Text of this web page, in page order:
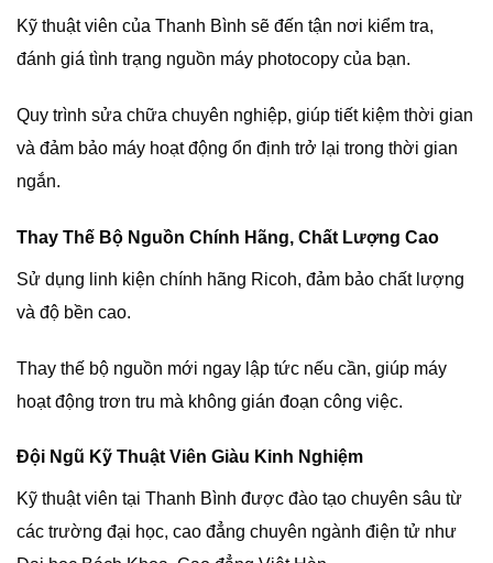
Kỹ thuật viên của Thanh Bình sẽ đến tận nơi kiểm tra,
đánh giá tình trạng nguồn máy photocopy của bạn.
Quy trình sửa chữa chuyên nghiệp, giúp tiết kiệm thời gian
và đảm bảo máy hoạt động ổn định trở lại trong thời gian
ngắn.
Thay Thế Bộ Nguồn Chính Hãng, Chất Lượng Cao
Sử dụng linh kiện chính hãng Ricoh, đảm bảo chất lượng
và độ bền cao.
Thay thế bộ nguồn mới ngay lập tức nếu cần, giúp máy
hoạt động trơn tru mà không gián đoạn công việc.
Đội Ngũ Kỹ Thuật Viên Giàu Kinh Nghiệm
Kỹ thuật viên tại Thanh Bình được đào tạo chuyên sâu từ
các trường đại học, cao đẳng chuyên ngành điện tử như